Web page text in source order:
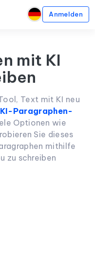
Anmelden
mit KI
Text mit KI neu
KI-Paragraphen-
Optionen wie
Sie dieses
mithilfe
zu schreiben